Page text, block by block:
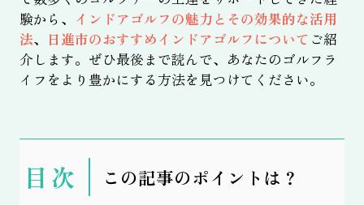
験から、 インドアゴルフの魅力とその効果的な活用
法、 日進市のおすすめインドアゴルフについて ご紹
介します。ぜひ最後まで読んで、あなたのゴルフラ
イフをより豊かにする方法を見つけてください。
この記事のポイントは？
表
示